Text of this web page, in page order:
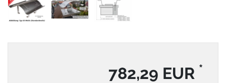
782,29 EUR *